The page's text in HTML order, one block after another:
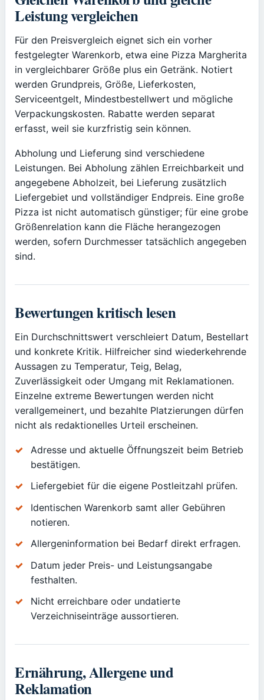
Leistung vergleichen
Für den Preisvergleich eignet sich ein vorher
festgelegter Warenkorb, etwa eine Pizza Margherita
in vergleichbarer Größe plus ein Getränk. Notiert
werden Grundpreis, Größe, Lieferkosten,
Serviceentgelt, Mindestbestellwert und mögliche
Verpackungskosten. Rabatte werden separat
erfasst, weil sie kurzfristig sein können.
Abholung und Lieferung sind verschiedene
Leistungen. Bei Abholung zählen Erreichbarkeit und
angegebene Abholzeit, bei Lieferung zusätzlich
Liefergebiet und vollständiger Endpreis. Eine große
Pizza ist nicht automatisch günstiger; für eine grobe
Größenrelation kann die Fläche herangezogen
werden, sofern Durchmesser tatsächlich angegeben
sind.
Bewertungen kritisch lesen
Ein Durchschnittswert verschleiert Datum, Bestellart
und konkrete Kritik. Hilfreicher sind wiederkehrende
Aussagen zu Temperatur, Teig, Belag,
Zuverlässigkeit oder Umgang mit Reklamationen.
Einzelne extreme Bewertungen werden nicht
verallgemeinert, und bezahlte Platzierungen dürfen
nicht als redaktionelles Urteil erscheinen.
Adresse und aktuelle Öffnungszeit beim Betrieb
bestätigen.
Liefergebiet für die eigene Postleitzahl prüfen.
Identischen Warenkorb samt aller Gebühren
notieren.
Allergeninformation bei Bedarf direkt erfragen.
Datum jeder Preis- und Leistungsangabe
festhalten.
Nicht erreichbare oder undatierte
Verzeichniseinträge aussortieren.
Ernährung, Allergene und
Reklamation